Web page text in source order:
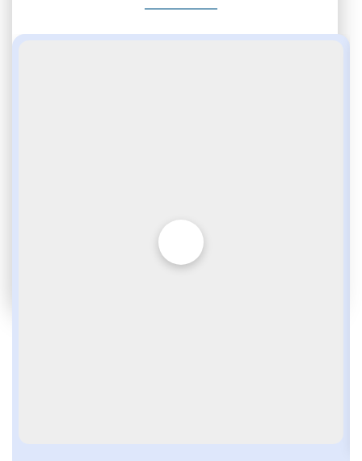
Стационарная помощь
Палаты различного комфорта